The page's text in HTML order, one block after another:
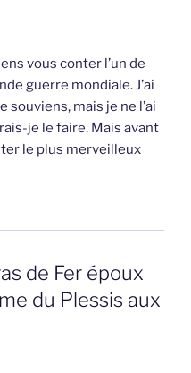
vous conter l’un de
guerre mondiale. J’ai
mais je ne l’ai
je le faire. Mais avant
le plus merveilleux
de Fer époux
du Plessis aux